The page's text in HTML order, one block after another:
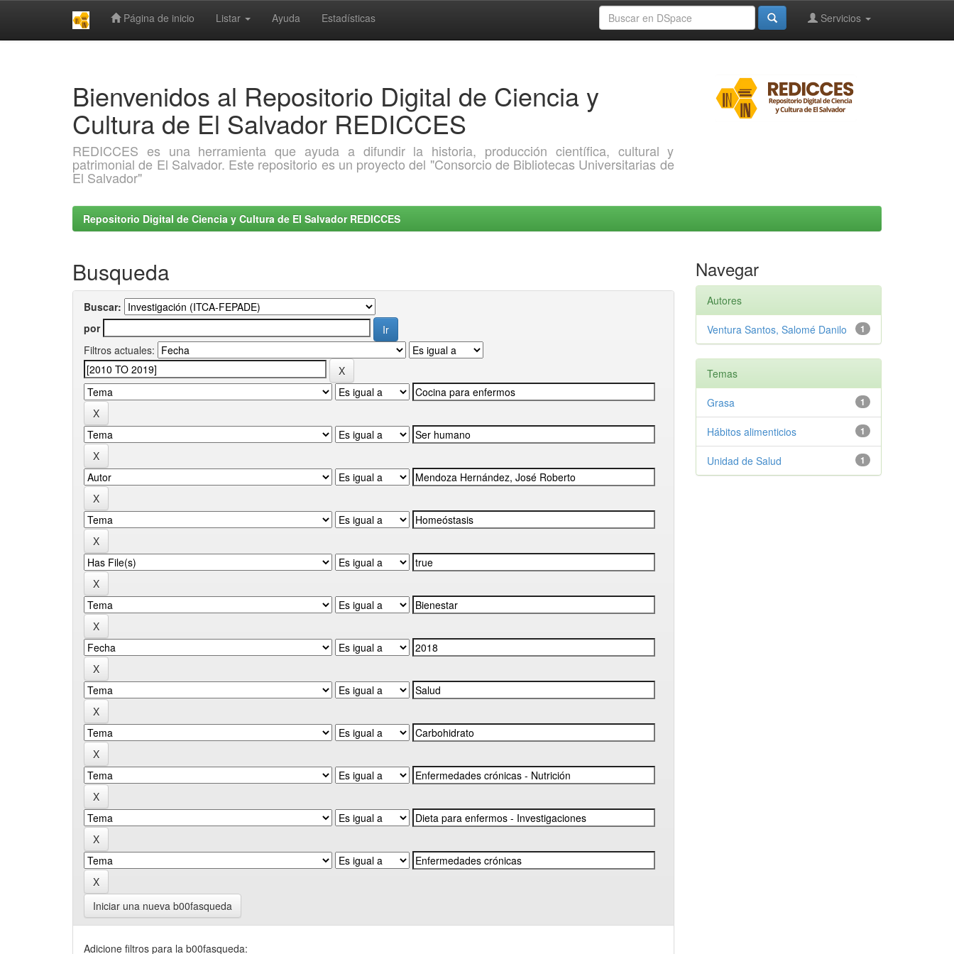
Página de inicio Listar Ayuda Estadísticas Servicios
Bienvenidos al Repositorio Digital de Ciencia y
Cultura de El Salvador REDICCES
REDICCES es una herramienta que ayuda a difundir la historia, producción científica, cultural y
patrimonial de El Salvador. Este repositorio es un proyecto del "Consorcio de Bibliotecas Universitarias de
El Salvador"
Repositorio Digital de Ciencia y Cultura de El Salvador REDICCES
Busqueda
Buscar:
por
Filtros actuales:
Iniciar una nueva b00fasqueda
Adicione filtros para la b00fasqueda:
Navegar
Autores
1
Ventura Santos, Salomé Danilo
Temas
1
Grasa
1
Hábitos alimenticios
1
Unidad de Salud